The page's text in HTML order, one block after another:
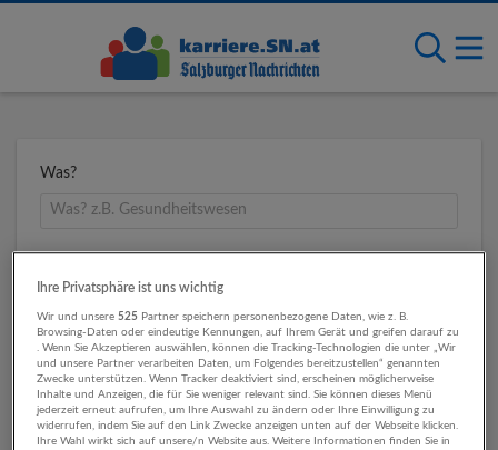
Was?
Umkreis
Ihre Privatsphäre ist uns wichtig
Wir und unsere525 Partner speichern personenbezogene Daten, wie z. B.
Browsing-Daten oder eindeutige Kennungen, auf Ihrem Gerät und greifen darauf zu
. Wenn Sie Akzeptieren auswählen, können die Tracking-Technologien die unter „Wir
und unsere Partner verarbeiten Daten, um Folgendes bereitzustellen“ genannten
Zwecke unterstützen. Wenn Tracker deaktiviert sind, erscheinen möglicherweise
Inhalte und Anzeigen, die für Sie weniger relevant sind. Sie können dieses Menü
jederzeit erneut aufrufen, um Ihre Auswahl zu ändern oder Ihre Einwilligung zu
widerrufen, indem Sie auf den Link Zwecke anzeigen unten auf der Webseite klicken.
Ihre Wahl wirkt sich auf unsere/n Website aus. Weitere Informationen finden Sie in